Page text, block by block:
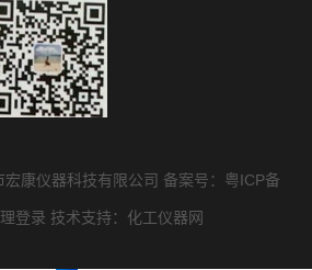
康仪器科技有限公司 备案号： 粤ICP备
登录 技术支持： 化工仪器网